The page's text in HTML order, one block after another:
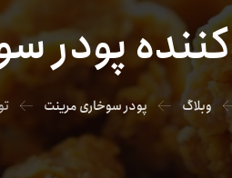
پودر
وبلاگ پودر سوخاری مرینت